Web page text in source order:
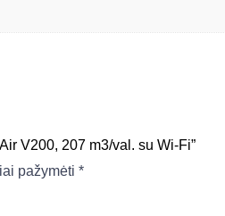
V200, 207 m3/val. su Wi-Fi”
pažymėti *